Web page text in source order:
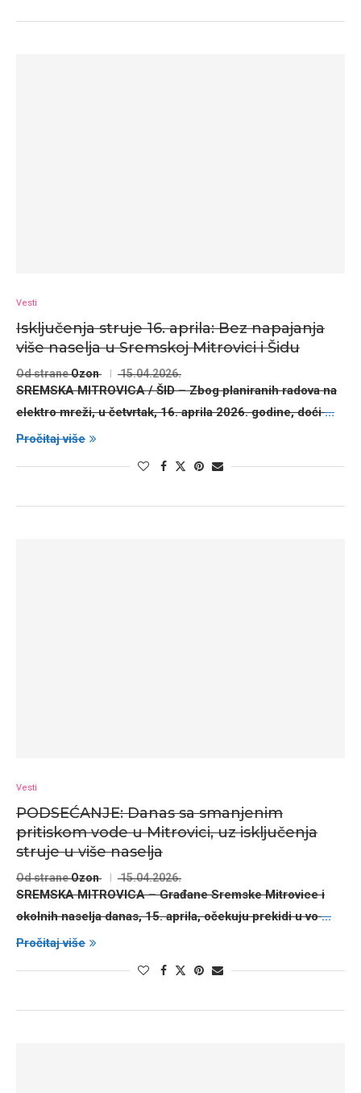
Vesti
Isključenja struje 16. aprila: Bez napajanja
više naselja u Sremskoj Mitrovici i Šidu
Od straneOzon 15.04.2026.
SREMSKA MITROVICA / ŠID– Zbog planiranih radova na
elektro mreži, u četvrtak,16. aprila 2026. godine, doći...
Pročitaj više
Vesti
PODSEĆANJE: Danas sa smanjenim
pritiskom vode u Mitrovici, uz isključenja
struje u više naselja
Od straneOzon 15.04.2026.
SREMSKA MITROVICA– Građane Sremske Mitrovice i
okolnih naselja danas,15. aprila, očekujuprekidi u vo...
Pročitaj više